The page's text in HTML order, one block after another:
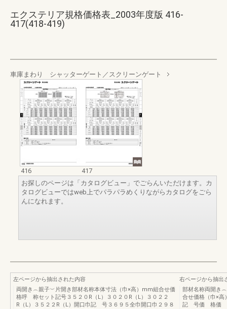
エクステリア規格価格表_2003年度版 416-
417(418-419)
車庫まわり シャッターゲート／スクリーンゲート
416
417
お探しのページは「カタログビュー」でごらんいただけます。カ
タログビューではweb上でパラパラめくりながらカタログをごら
んになれます。
左ページから抽出された内容
両開き︵親子︶片開き部材名称本体寸法（巾×高）mm組合せ価
格呼 称セット記号３５２０R（L）３０２０R（L）３０２２
R（L）３５２２R（L）開口巾記 号３６９５全巾開口巾２９８
右ページから抽出
部材名称両開き
合せ価格（巾×
記 号価 格価 格